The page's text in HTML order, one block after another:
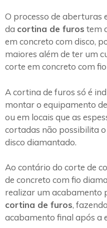
O processo de aberturas
da cortina de furos tem
em concreto com disco,
maiores além de ter um
corte em concreto com
A cortina de furos só é
montar o equipamento
ou em locais que as
cortadas não possibilita
disco diamantado.
Ao contário do corte de
de concreto com fio
realizar um acabamento
cortina de furos,
acabamento final após a